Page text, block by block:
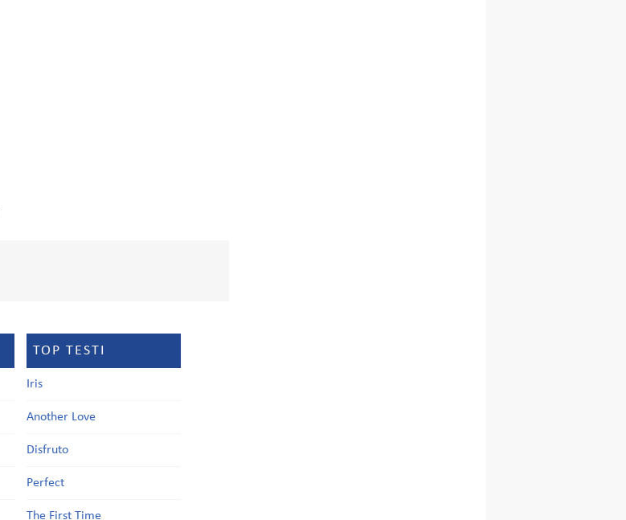
TOP TESTI
Iris
Another Love
Disfruto
Perfect
The First Time